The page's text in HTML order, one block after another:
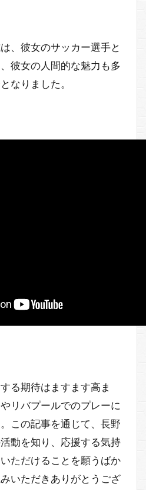
、彼女のサッカー選手と
彼女の人間的な魅力も多
なりました。
る期待はますます高ま
リバプールでのプレーに
この記事を通じて、長野
動を知り、応援する気持
ただけることを願うばか
いただきありがとうござ